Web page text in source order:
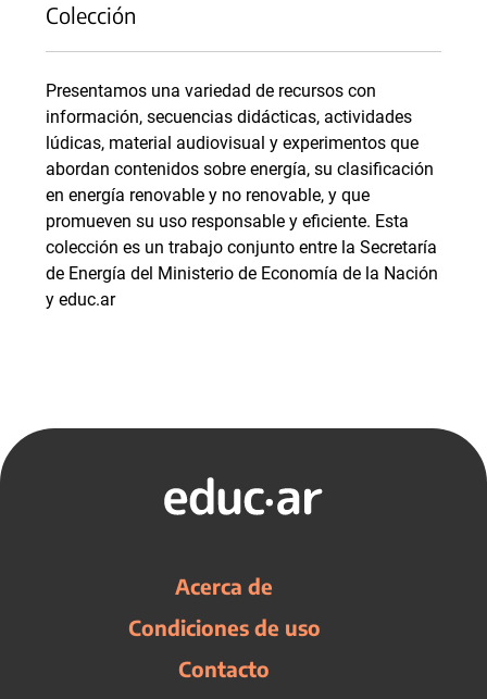
Colección
Presentamos una variedad de recursos con
información, secuencias didácticas, actividades
lúdicas, material audiovisual y experimentos que
abordan contenidos sobre energía, su clasificación
en energía renovable y no renovable, y que
promueven su uso responsable y eficiente. Esta
colección es un trabajo conjunto entre la Secretaría
de Energía del Ministerio de Economía de la Nación
y educ.ar
Acerca de
Condiciones de uso
Contacto